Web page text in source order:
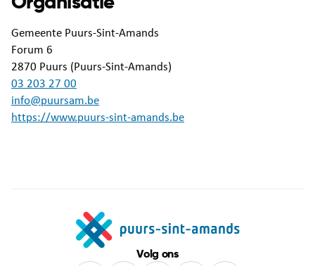
Gemeente Puurs-Sint-Amands
Forum 6
2870 Puurs (Puurs-Sint-Amands)
03 203 27 00
info@puursam.be
https://www.puurs-sint-amands.be
Volg ons